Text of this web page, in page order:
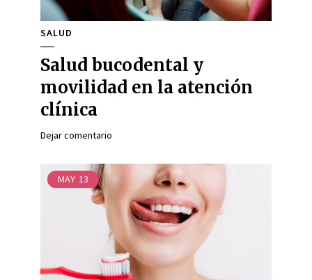
SALUD
Salud bucodental y
movilidad en la atención
clínica
Dejar comentario
MAY 13